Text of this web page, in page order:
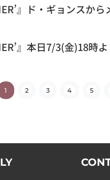
』ド・ギョンスから
』本日7/3(金)18時
1 2 3 4 5